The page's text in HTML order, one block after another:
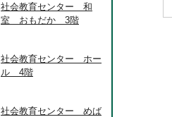
社会教育センター 和
室 おもだか 3階
社会教育センター ホー
ル 4階
社会教育センター めば